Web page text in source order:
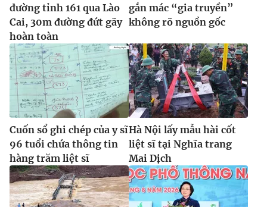
đường tỉnh 161 qua Lào
Cai, 30m đường đứt gãy
hoàn toàn
gắn mác “gia truyền”
không rõ nguồn gốc
Cuốn sổ ghi chép của y sĩ
96 tuổi chứa thông tin
hàng trăm liệt sĩ
Hà Nội lấy mẫu hài cốt
liệt sĩ tại Nghĩa trang
Mai Dịch